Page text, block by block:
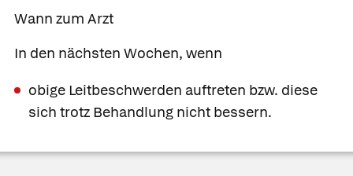
Wann zum Arzt
In den nächsten Wochen, wenn
obige Leitbeschwerden auftreten bzw. diese
sich trotz Behandlung nicht bessern.